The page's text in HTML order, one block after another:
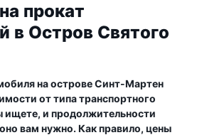
прокат
в Остров Святого
на острове Синт-Мартен
от типа транспортного
ищете, и продолжительности
вам нужно. Как правило, цены